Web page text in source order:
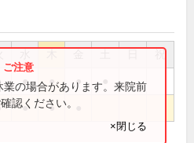
祝
● ● ●
● ●
の場合があります。来院前
認ください。
×閉じる